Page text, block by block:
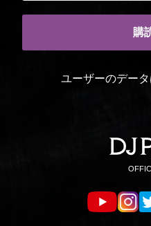
ユーザーのデータ